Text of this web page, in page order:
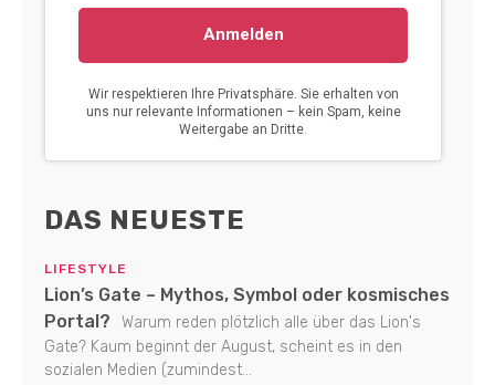
DAS NEUESTE
LIFESTYLE
Lion’s Gate – Mythos, Symbol oder kosmisches
Portal?
Warum reden plötzlich alle über das Lion's
Gate? Kaum beginnt der August, scheint es in den
sozialen Medien (zumindest...